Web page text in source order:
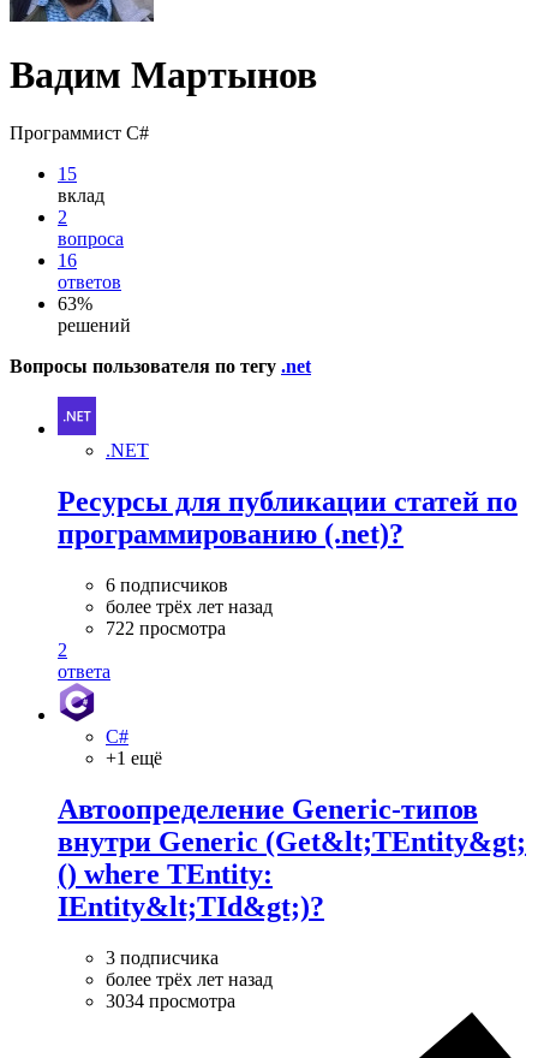
Вадим Мартынов
Программист C#
15
вклад
2
вопроса
16
ответов
63%
решений
Вопросы пользователя по тегу .net
.NET
Ресурсы для публикации статей по
программированию (.net)?
6 подписчиков
более трёх лет назад
722 просмотра
2
ответа
C#
+1 ещё
Автоопределение Generic-типов
внутри Generic (Get&lt;TEntity&gt;
() where TEntity:
IEntity&lt;TId&gt;)?
3 подписчика
более трёх лет назад
3034 просмотра